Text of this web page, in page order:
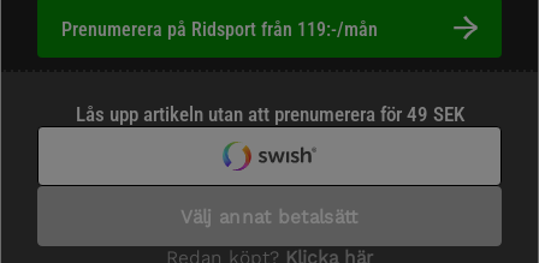
Prenumerera på Ridsport från 119:-/mån